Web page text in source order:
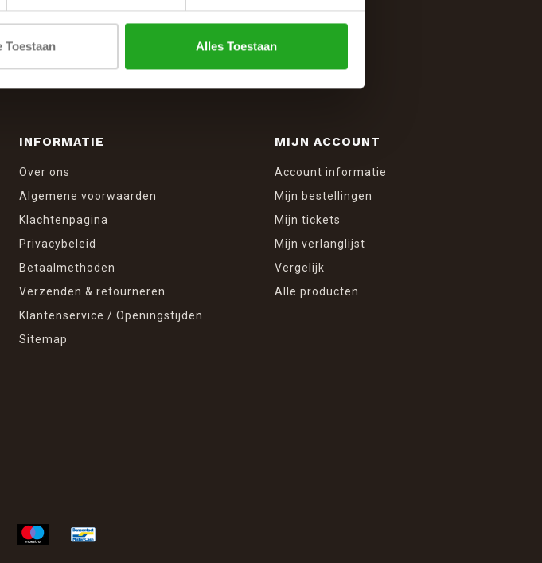
Toestaan Alles Toestaan
DE NIEUWSBRIEF
with our latest offers
INFORMATIE
Over ons
Algemene voorwaarden
Klachtenpagina
Privacybeleid
Betaalmethoden
Verzenden & retourneren
Klantenservice / Openingstijden
Sitemap
MIJN ACCOUNT
Account informatie
Mijn bestellingen
Mijn tickets
Mijn verlanglijst
Vergelijk
Alle producten